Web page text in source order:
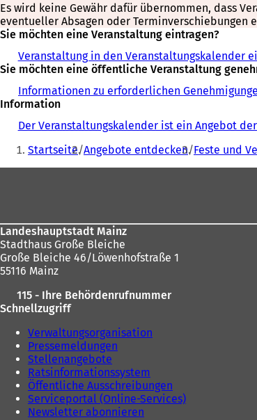
Es wird keine Gewähr dafür übernommen, dass
eventueller Absagen oder Terminverschiebungen
Sie möchten eine Veranstaltung eintragen?
Veranstaltung in den Veranstaltungskalender
Sie möchten eine öffentliche Veranstaltung
Informationen zu erforderlichen
Information
Der Veranstaltungskalender ist ein Angebot
Sie
befinden
Startseite Angebote entdecken Feste und
Landeshauptstadt Mainz
Stadthaus Große Bleiche
Große Bleiche 46/Löwenhofstraße 1
55116 Mainz
115 - Ihre Behördenrufnummer
Schnellzugriff
Verwaltungsorganisation
Pressemeldungen
Stellenangebote
Ratsinformationssystem
Öffentliche Ausschreibungen
Serviceportal (Online-Services)
Newsletter abonnieren